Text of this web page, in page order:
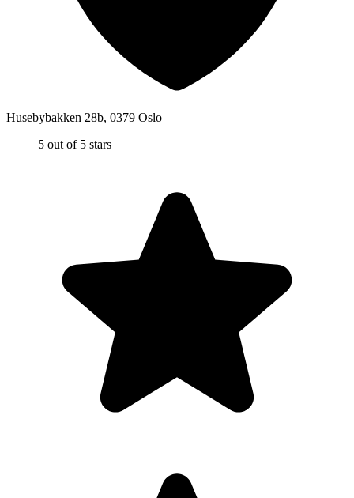
Husebybakken 28b, 0379 Oslo
5 out of 5 stars